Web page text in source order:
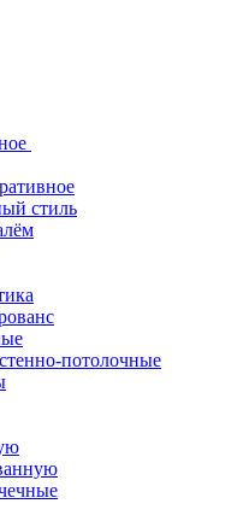
стиль
потолочные